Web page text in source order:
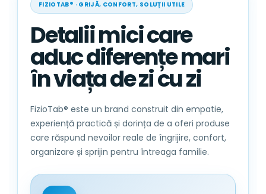
Se spala la masina la maxim 30 de
grade Celsius;
Se usuca la temperatura scazuta;
Nu utilizati inalbitori
Nu se curata chimic
Nu se calca
Compozitie: 94% bambus, 6% poliester
FizioTab® – Produsele ideale pentru
micutul tau!
FIZIOTAB® · GRIJĂ, CONFORT, SOLUȚII UTILE
Detalii mici care
aduc diferențe mari
în viața de zi cu zi
FizioTab® este un brand construit din empatie,
experiență practică și dorința de a oferi produse
care răspund nevoilor reale de îngrijire, confort,
organizare și sprijin pentru întreaga familie.